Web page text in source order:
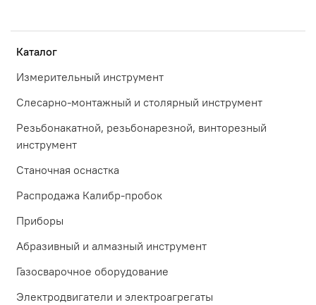
Каталог
Измерительный инструмент
Слесарно-монтажный и столярный инструмент
Резьбонакатной, резьбонарезной, винторезный
инструмент
Станочная оснастка
Распродажа Калибр-пробок
Приборы
Абразивный и алмазный инструмент
Газосварочное оборудование
Электродвигатели и электроагрегаты